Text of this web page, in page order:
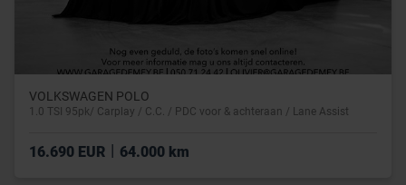
VOLKSWAGEN POLO
1.0 TSI 95pk/ Carplay / C.C. / PDC voor & achteraan / Lane Assist
16.690 EUR 64.000 km